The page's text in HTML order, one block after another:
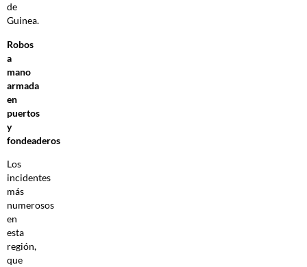
de
Guinea.
Robos
a
mano
armada
en
puertos
y
fondeaderos
Los
incidentes
más
numerosos
en
esta
región,
que